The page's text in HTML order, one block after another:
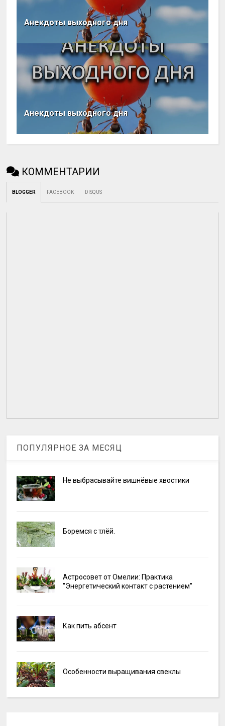
Анекдоты выходного дня
Анекдоты выходного дня
КОММЕНТАРИИ
BLOGGER FACEBOOK DISQUS
ПОПУЛЯРНОЕ ЗА МЕСЯЦ
Не выбрасывайте вишнёвые хвостики
Боремся с тлёй.
Астросовет от Омелии: Практика
"Энергетический контакт с растением"
Как пить абсент
Особенности выращивания свеклы